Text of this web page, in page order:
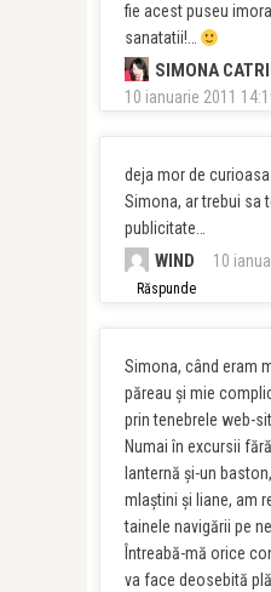
fie acest puseu
sanatatii!…
SIMONA
10 ianuarie 2011
deja mor de curioasa
Simona, ar trebui sa
publicitate…
WIND 10
Răspunde
Simona, când eram
păreau şi mie
prin tenebrele web-
Numai în excursii
lanternă şi-un
mlaştini şi liane, am
tainele navigării pe
Întreabă-mă orice
va face deosebită